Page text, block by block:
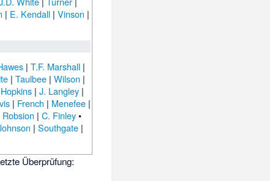
| E. Kendall |Vinson |
|T.F. Marshall |
|Taulbee |Wilson |
|J. Langley |
| French | Menefee|
Robsion | C. Finley•
| Southgate|
Überprüfung: